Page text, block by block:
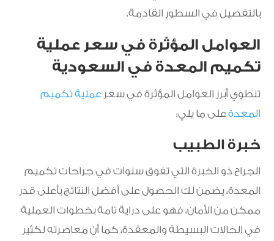
بالتفصيل في السطور القادمة.
العوامل المؤثرة في سعر عملية
تكميم المعدة في السعودية
تنطوي أبرز العوامل المؤثرة في سعرعملية تكميم
المعدةعلى ما يلي:
خبرة الطبيب
الجراح ذو الخبرة التي تفوق سنوات في جراحات تكميم
المعدة، يضمن لك الحصول على أفضل النتائج بأعلى قدر
ممكن من الأمان، فهو على دراية تامة بخطوات العملية
في الحالات البسيطة والمعقدة، كما أن معاصرته لكثير